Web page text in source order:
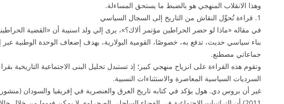
وهذا الانقلاب المنهجي هو بالضبط ما يستحق المساءلة.
1. قراءة تُحوِّل النقاش من التاريخ إلى السجال السياسي
في مقاله «ماذا لو حضر الحراطين مؤتمر ألاك؟»، يرى إلي ولد اسنيبة أن «القضية
بناء سياسي حديث، تدفع به، خصوصًا، القومية البولارية، بهدف إضعاف الوحدة الوطنية
جماعاتي مصطنع.
وتقوم هذه القراءة على انزياح منهجي كبير؛ إذ تستبدل تحليل البنى الاجتماعية التاريخية
السرديات السياسية المعاصرة والاستثناءات النسبية.
غير أن بروس دي. هول يؤكد في كتابه تاريخ العرق والعنصرية في إفريقيا والسودان